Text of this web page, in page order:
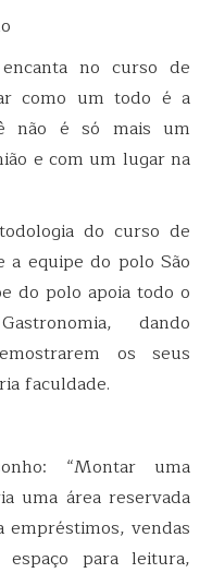
no curso de
como um todo é a
não é só mais um
e com um lugar na
do curso de
a equipe do polo São
do polo apoia todo o
dando
os seus
faculdade.
“Montar uma
uma área reservada
vendas
para leitura,